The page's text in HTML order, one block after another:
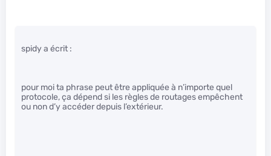
spidy a écrit :
pour moi ta phrase peut être appliquée à n’importe quel
protocole, ça dépend si les règles de routages empêchent
ou non d’y accéder depuis l’extérieur.